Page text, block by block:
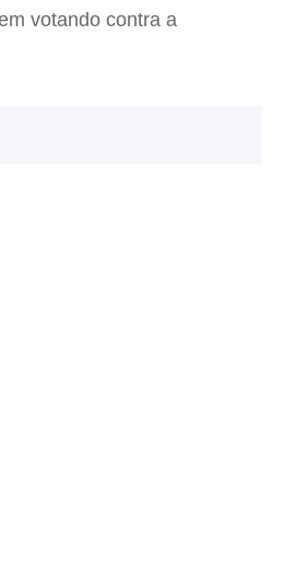
votando contra a